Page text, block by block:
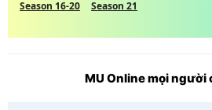
Season 16-20
Season 21
MU Online mọi người